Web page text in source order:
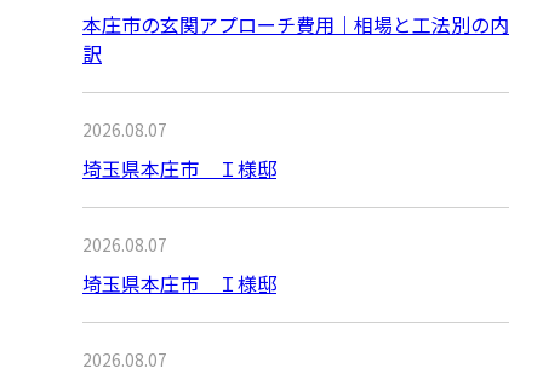
本庄市の玄関アプローチ費用｜相場と工法別の内
訳
2026.08.07
埼玉県本庄市 Ｉ様邸
2026.08.07
埼玉県本庄市 Ｉ様邸
2026.08.07